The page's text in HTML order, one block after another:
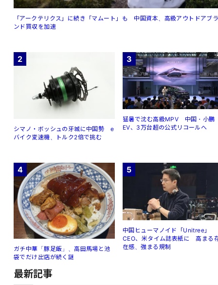
「アークテリクス」に続き「マムート」も 中国資本、高級アウトドアブ
ンド買収を加速
2
シマノ・ボッシュの牙城に中国勢 e
バイク変速機、トルク2倍で挑む
3
猛暑で沈む高級MPV 中国・小鵬
EV、3万台超の公式リコールへ
4
ガチ中華「豚足飯」、高田馬場と池
袋でだけ出店が続く謎
5
中国ヒューマノイド「Unitree」
CEO、米タイム誌表紙に 高まる
在感、強まる規制
最新記事